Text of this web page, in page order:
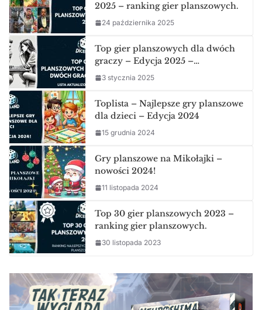
2025 – ranking gier planszowych.
24 października 2025
Top gier planszowych dla dwóch
graczy – Edycja 2025 –…
3 stycznia 2025
Toplista – Najlepsze gry planszowe
dla dzieci – Edycja 2024
15 grudnia 2024
Gry planszowe na Mikołajki –
nowości 2024!
11 listopada 2024
Top 30 gier planszowych 2023 –
ranking gier planszowych.
30 listopada 2023